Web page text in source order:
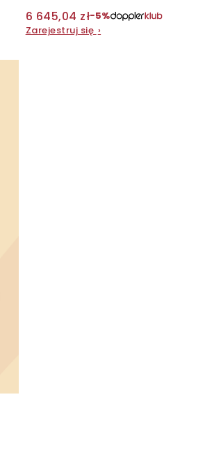
6 645,04 zł−5%
Zarejestruj się ›